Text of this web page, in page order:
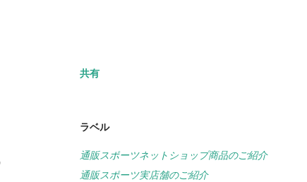
共有
ラベル
通販スポーツネットショップ商品のご紹介
通販スポーツ実店舗のご紹介